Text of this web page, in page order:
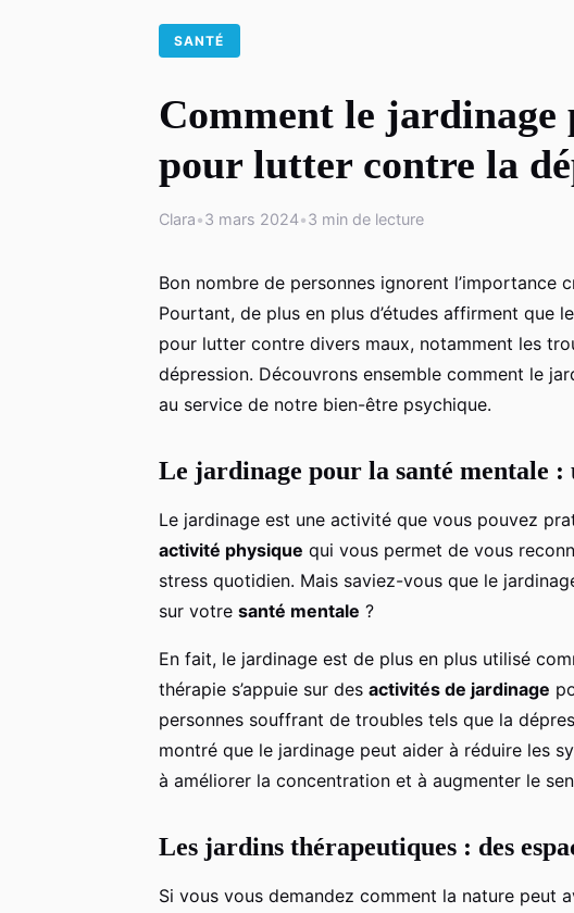
SANTÉ
Comment le jardinage
pour lutter contre la
Clara•3 mars 2024•3 min de lecture
Bon nombre de personnes ignorent l’importance
Pourtant, de plus en plus d’études affirment que le
pour lutter contre divers maux, notamment les
dépression. Découvrons ensemble comment le
au service de notre bien-être psychique.
Le jardinage pour la santé mentale
Le jardinage est une activité que vous pouvez
activité physique qui vous permet de vous
stress quotidien. Mais saviez-vous que le
sur votre santé mentale ?
En fait, le jardinage est de plus en plus utilisé
thérapie s’appuie sur des activités de jardinage
personnes souffrant de troubles tels que la
montré que le jardinage peut aider à réduire les
à améliorer la concentration et à augmenter le
Les jardins thérapeutiques : des
Si vous vous demandez comment la nature peut